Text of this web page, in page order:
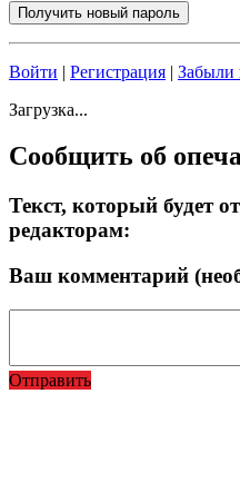
Войти | Регистрация | Забыли
Загрузка...
Сообщить об
Текст, который будет
редакторам:
Ваш комментарий
Отправить